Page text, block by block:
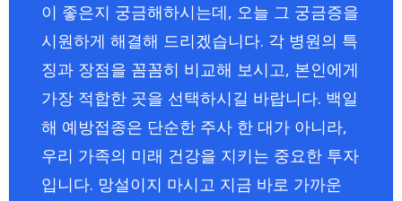
이 좋은지 궁금해하시는데, 오늘 그 궁금증을
시원하게 해결해 드리겠습니다. 각 병원의 특
징과 장점을 꼼꼼히 비교해 보시고, 본인에게
가장 적합한 곳을 선택하시길 바랍니다. 백일
해 예방접종은 단순한 주사 한 대가 아니라,
우리 가족의 미래 건강을 지키는 중요한 투자
입니다. 망설이지 마시고 지금 바로 가까운